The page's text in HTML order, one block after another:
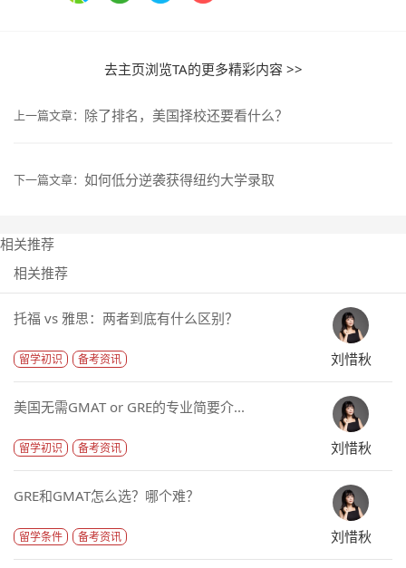
去主页浏览TA的更多精彩内容 >>
上一篇文章： 除了排名，美国择校还要看什么？
下一篇文章： 如何低分逆袭获得纽约大学录取
相关推荐
相关推荐
托福 vs 雅思：两者到底有什么区别？
留学初识 备考资讯 刘惜秋
美国无需GMAT or GRE的专业简要介...
留学初识 备考资讯 刘惜秋
GRE和GMAT怎么选？哪个难？
留学条件 备考资讯 刘惜秋